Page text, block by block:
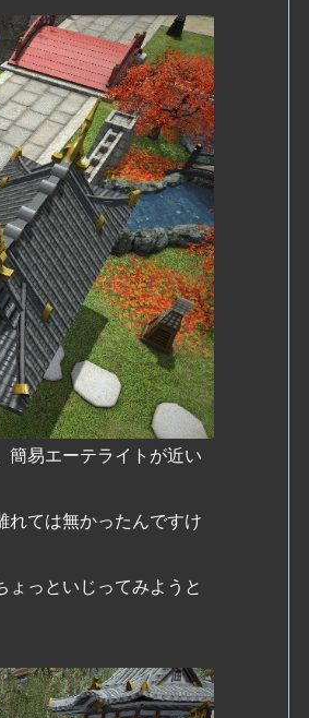
簡易エーテライトが近い
れては無かったんですけ
ょっといじってみようと